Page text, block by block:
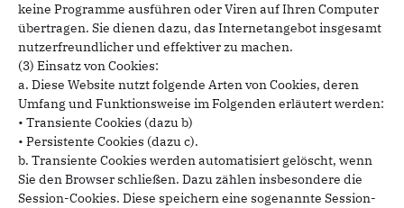
keine Programme ausführen oder Viren auf Ihren Computer
übertragen. Sie dienen dazu, das Internetangebot insgesamt
nutzerfreundlicher und effektiver zu machen.
(3) Einsatz von Cookies:
a. Diese Website nutzt folgende Arten von Cookies, deren
Umfang und Funktionsweise im Folgenden erläutert werden:
• Transiente Cookies (dazu b)
• Persistente Cookies (dazu c).
b. Transiente Cookies werden automatisiert gelöscht, wenn
Sie den Browser schließen. Dazu zählen insbesondere die
Session-Cookies. Diese speichern eine sogenannte Session-